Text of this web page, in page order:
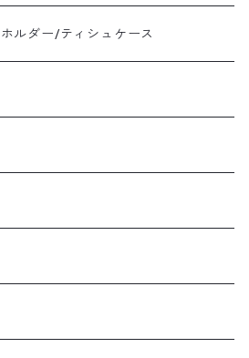
ルダー/ティシュケース